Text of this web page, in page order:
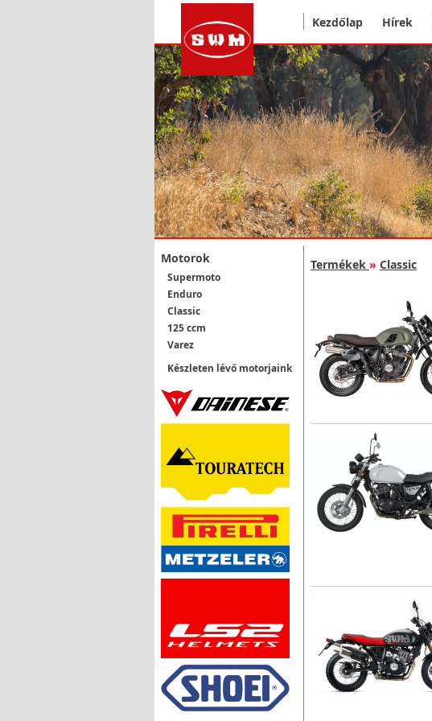
Kezdőlap Hírek
Motorok
Supermoto
Enduro
Classic
125 ccm
Varez
Készleten lévő motorjaink
Termékek » Classic